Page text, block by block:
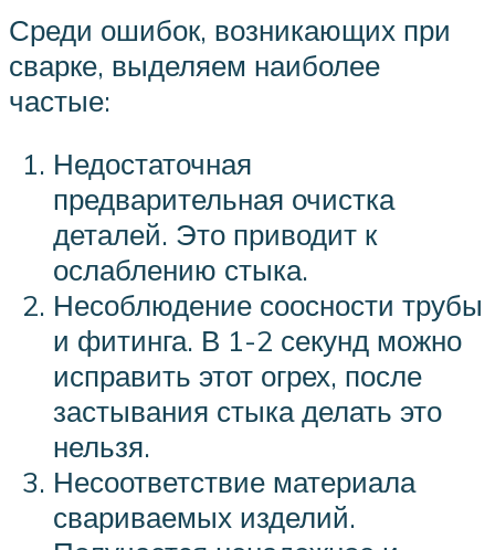
Среди ошибок, возникающих при
сварке, выделяем наиболее
частые:
Недостаточная
предварительная очистка
деталей. Это приводит к
ослаблению стыка.
Несоблюдение соосности трубы
и фитинга. В 1-2 секунд можно
исправить этот огрех, после
застывания стыка делать это
нельзя.
Несоответствие материала
свариваемых изделий.